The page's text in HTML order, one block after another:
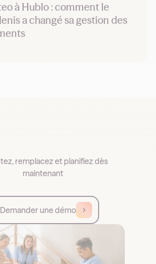
à Hublo : comment le
a changé sa gestion des
remplacez et planifiez dès
maintenant
Demander une démo